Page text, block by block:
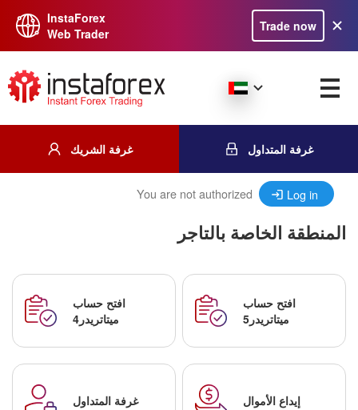
InstaForex
Web Trader
Trade now
غرفة الشريك غرفة المتداول
You are not authorized Log in
المنطقة الخاصة بالتاجر
افتح حساب
ميتاتريدر4
افتح حساب
ميتاتريدر5
غرفة المتداول إيداع الأموال